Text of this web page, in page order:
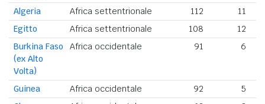
Algeria Africa settentrionale 112
11
Egitto
Africa settentrionale 108 12
Burkina Faso
(ex Alto
Volta)
Africa occidentale 91 6
Guinea Africa occidentale 92
5